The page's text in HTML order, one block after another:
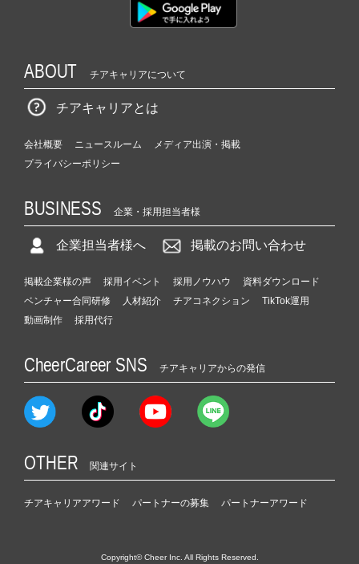
ABOUT チアキャリアについて
チアキャリアとは
会社概要 ニュースルーム
メディア出演・掲載
プライバシーポリシー
BUSINESS 企業・採用担当者様
企業担当者様へ 掲載のお問い合わせ
掲載企業様の声 採用イベント 採用ノウハウ
資料ダウンロード
ベンチャー合同研修
人材紹介 チアコネクション
TikTok運用
動画制作
採用代行
CheerCareer SNS チアキャリアからの発信
OTHER 関連サイト
チアキャリアアワード パートナーの募集 パートナーアワード
Copyright© Cheer Inc. All Rights Reserved.